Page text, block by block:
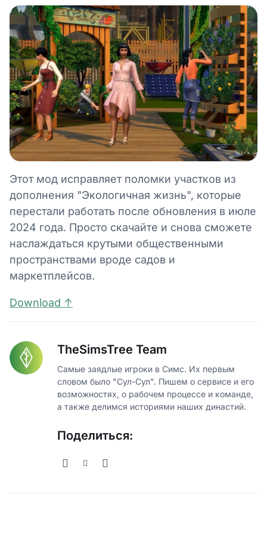
Этот мод исправляет поломки участков из
дополнения "Экологичная жизнь", которые
перестали работать после обновления в июле
2024 года. Просто скачайте и снова сможете
наслаждаться крутыми общественными
пространствами вроде садов и
маркетплейсов.
Download ↑
TheSimsTree Team
Самые заядлые игроки в Симс. Их первым
словом было "Сул-Сул". Пишем о сервисе и его
возможностях, о рабочем процессе и команде,
а также делимся историями наших династий.
Поделиться: